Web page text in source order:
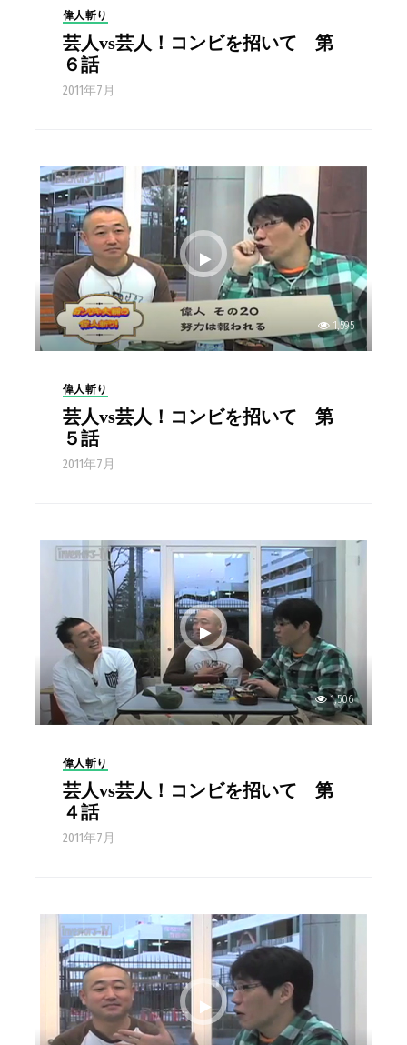
偉人斬り
芸人vs芸人！コンビを招いて 第
６話
2011年7月
1,595
偉人斬り
芸人vs芸人！コンビを招いて 第
５話
2011年7月
1,506
偉人斬り
芸人vs芸人！コンビを招いて 第
４話
2011年7月